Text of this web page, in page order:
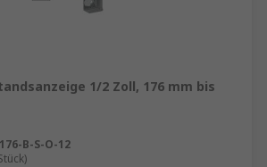
1/2 Zoll, 176 mm bis
B-S-O-12